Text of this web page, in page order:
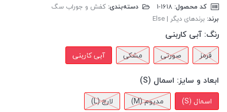
کد محصول: دسته‌بندی: کفش و جوراب سگ
برند: برندهای دیگر | Else
رنگ: آبی کاربنی
قرمز صورتی مشکی آبی کاربنی
ابعاد و سایز: اسمال (S)
اسمال (S) مدیوم (M) لارج (L)